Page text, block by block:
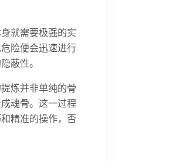
就需要极强的实
险便会迅速进行
蔽性。
炼并非单纯的骨
魂骨。这一过程
精准的操作，否